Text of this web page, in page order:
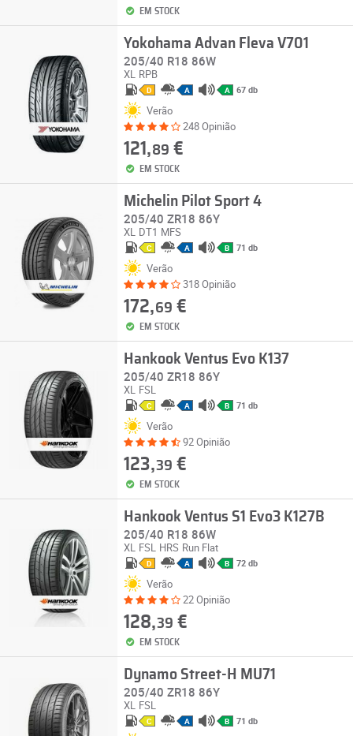
EM STOCK
Yokohama Advan Fleva V701
205/40 R18 86W
XL RPB
D A A 67 db
Verão
248 Opinião
121,89 €
EM STOCK
Michelin Pilot Sport 4
205/40 ZR18 86Y
XL DT1 MFS
C A B 71 db
Verão
318 Opinião
172,69 €
EM STOCK
Hankook Ventus Evo K137
205/40 ZR18 86Y
XL FSL
C A B 71 db
Verão
92 Opinião
123,39 €
EM STOCK
Hankook Ventus S1 Evo3 K127B
205/40 R18 86W
XL FSL HRS Run Flat
D A B 72 db
Verão
22 Opinião
128,39 €
EM STOCK
Dynamo Street-H MU71
205/40 ZR18 86Y
XL FSL
C A B 71 db